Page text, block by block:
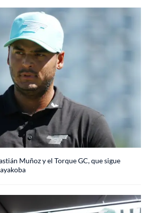
Muñoz y el Torque GC, que sigue